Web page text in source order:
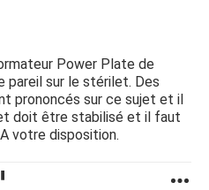
Power Plate de
pareil sur le stérilet. Des
prononcés sur ce sujet et il
doit être stabilisé et il faut
votre disposition.